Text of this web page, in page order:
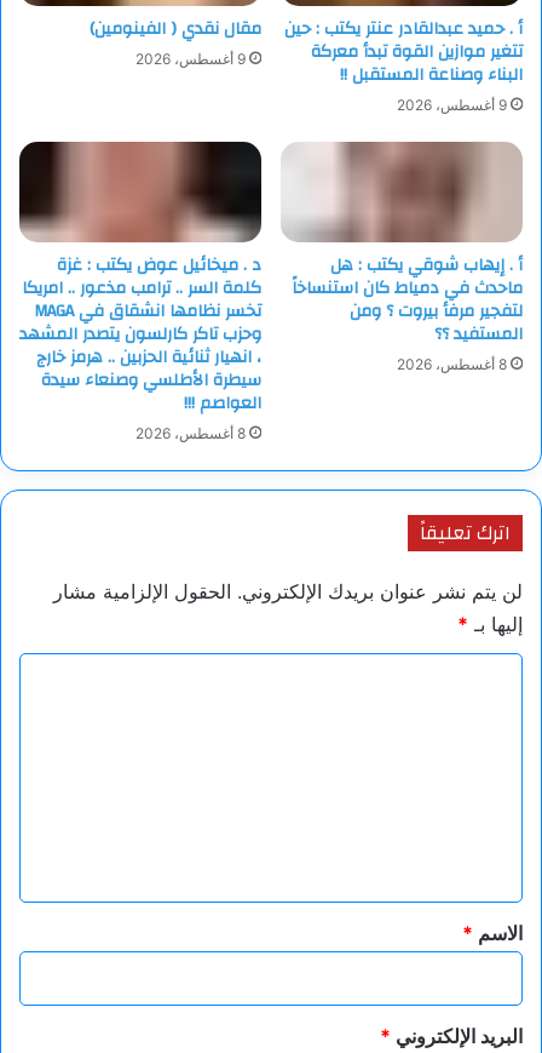
أ . حميد عبدالقادر عنتر يكتب : حين
تتغير موازين القوة تبدأ معركة
البناء وصناعة المستقبل !!
9 أغسطس، 2026
مقال نقدي ( الفينومين)
9 أغسطس، 2026
أ . إيهاب شوقي يكتب : هل
ماحدث في دمياط كان استنساخاً
لتفجير مرفأ بيروت ؟ ومن
المستفيد ؟؟
8 أغسطس، 2026
د . ميخائيل عوض يكتب : غزة
كلمة السر .. ترامب مذعور .. امريكا
تخسر نظامها انشقاق في MAGA
وحزب تاكر كارلسون يتصدر المشهد
، انهيار ثنائية الحزبين .. هرمز خارج
سيطرة الأطلسي وصنعاء سيدة
العواصم !!!
8 أغسطس، 2026
اترك تعليقاً
لن يتم نشر عنوان بريدك الإلكتروني. الحقول الإلزامية مشار
إليها بـ *
*
الاسم *
البريد الإلكتروني *